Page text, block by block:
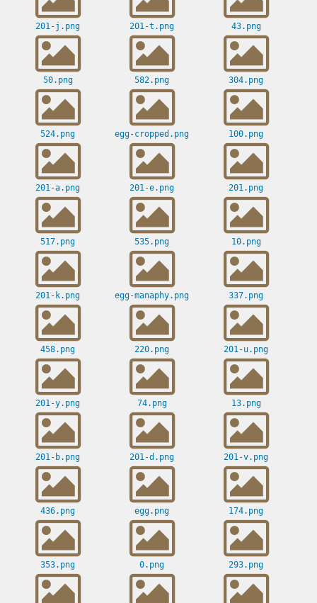
201-j.png 201-t.png 43.png
50.png 582.png 304.png
524.png egg-cropped.png 100.png
201-a.png 201-e.png 201.png
517.png 535.png 10.png
201-k.png egg-manaphy.png 337.png
458.png 220.png 201-u.png
201-y.png 74.png 13.png
201-b.png 201-d.png 201-v.png
436.png egg.png 174.png
353.png 0.png 293.png